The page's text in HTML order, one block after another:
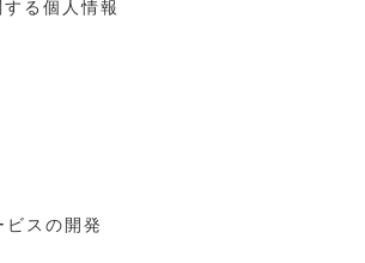
る個人情報
スの開発